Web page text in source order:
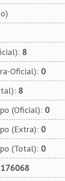
8
Oficial): 0
8
(Oficial): 0
(Extra): 0
(Total): 0
176068